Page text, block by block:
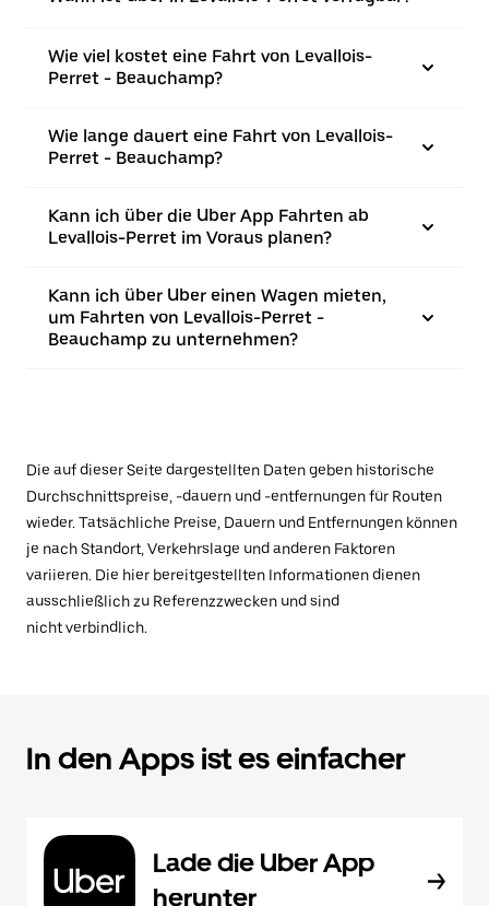
Wie viel kostet eine Fahrt von Levallois-
Perret - Beauchamp?
Wie lange dauert eine Fahrt von Levallois-
Perret - Beauchamp?
Kann ich über die Uber App Fahrten ab
Levallois-Perret im Voraus planen?
Kann ich über Uber einen Wagen mieten,
um Fahrten von Levallois-Perret -
Beauchamp zu unternehmen?
Die auf dieser Seite dargestellten Daten geben historische
Durchschnittspreise, -dauern und -entfernungen für Routen
wieder. Tatsächliche Preise, Dauern und Entfernungen können
je nach Standort, Verkehrslage und anderen Faktoren
variieren. Die hier bereitgestellten Informationen dienen
ausschließlich zu Referenzzwecken und sind
nicht verbindlich.
In den Apps ist es einfacher
Lade die Uber App
herunter